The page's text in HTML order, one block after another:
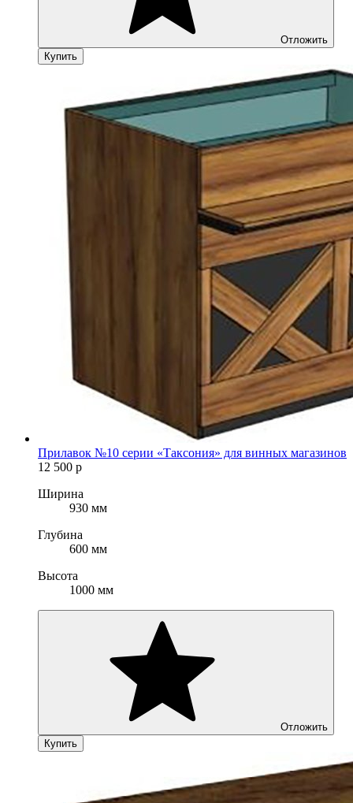
Отложить
Купить
Прилавок №10 серии «Таксония» для винных магазинов
12 500 р
Ширина
930 мм
Глубина
600 мм
Высота
1000 мм
Отложить
Купить